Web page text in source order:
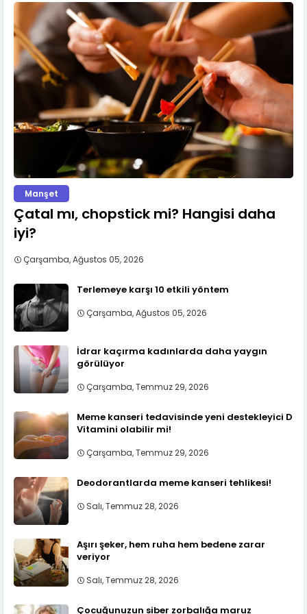
Manşet
Çatal mı, chopstick mi? Hangisi daha
iyi?
Çarşamba, Ağustos 05, 2026
Terlemeye karşı 10 etkili yöntem
Çarşamba, Ağustos 05, 2026
İdrar kaçırma kadınlarda daha yaygın
görülüyor
Çarşamba, Temmuz 29, 2026
Meme kanseri tedavisinde yeni destekleyici D
Vitamini olabilir mi!
Çarşamba, Temmuz 29, 2026
Deodorantlarda meme kanseri tehlikesi!
Salı, Temmuz 28, 2026
Aşırı şeker, hem ruha hem bedene zarar
veriyor
Salı, Temmuz 28, 2026
Çocuğunuzun siber zorbalığa maruz